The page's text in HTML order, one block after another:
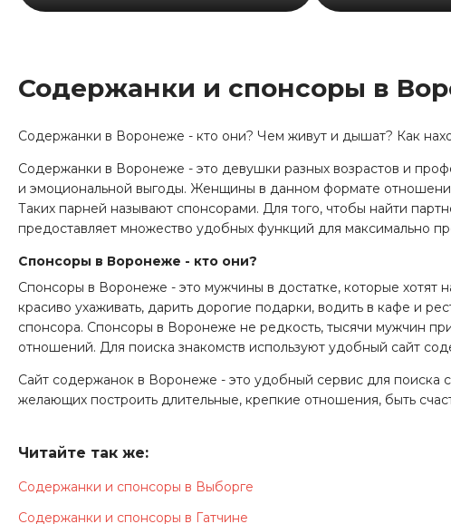
Содержанки и спонсоры в
Содержанки в Воронеже - кто они? Чем живут и дышат? Как
Содержанки в Воронеже - это девушки разных возрастов и
и эмоциональной выгоды. Женщины в данном формате
Таких парней называют спонсорами. Для того, чтобы найти
предоставляет множество удобных функций для максимально
Спонсоры в Воронеже - кто они?
Спонсоры в Воронеже - это мужчины в достатке, которые
красиво ухаживать, дарить дорогие подарки, водить в кафе и
спонсора. Спонсоры в Воронеже не редкость, тысячи мужчин
отношений. Для поиска знакомств используют удобный сайт
Сайт содержанок в Воронеже - это удобный сервис для
желающих построить длительные, крепкие отношения, быть
Спонсоры и содержанки в Воронеже - это
Спонсоры и содержанки в Воронеже - это более чем здоровый
Читайте так же:
Содержанки и спонсоры в Выборге
Содержанки и спонсоры в Гатчине